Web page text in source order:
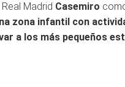
Madrid Casemiro
zona infantil con
a los más pequeños